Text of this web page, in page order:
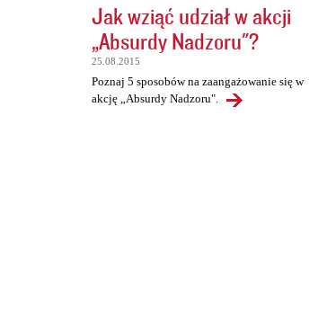
Jak wziąć udział w akcji
„Absurdy Nadzoru"?
25.08.2015
Poznaj 5 sposobów na zaangażowanie się w
akcję „Absurdy Nadzoru".